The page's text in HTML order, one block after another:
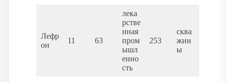
Лефр
он
11 63
лека
рстве
нная
пром
ышл
енно
сть
253
сква
жин
ы